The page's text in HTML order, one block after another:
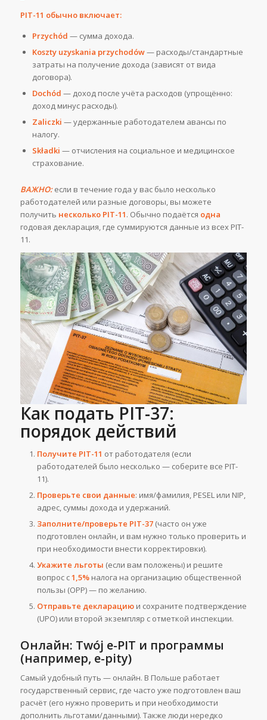
PIT-11 обычно включает:
Przychód — сумма дохода.
Koszty uzyskania przychodów— расходы/стандартные
затраты на получение дохода (зависят от вида
договора).
Dochód — доход после учёта расходов (упрощённо:
доход минус расходы).
Zaliczki — удержанные работодателем авансы по
налогу.
Składki — отчисления на социальное и медицинское
страхование.
ВАЖНО:если в течение года у вас было несколько
работодателей или разные договоры, вы можете
получить несколько PIT-11. Обычно подаётся одна
годовая декларация, где суммируются данные из всех PIT-
11.
Как подать PIT-37:
порядок действий
Получите PIT-11 от работодателя (если
работодателей было несколько — соберите все PIT-
11).
Проверьте свои данные: имя/фамилия, PESEL или NIP,
адрес, суммы дохода и удержаний.
Заполните/проверьте PIT-37(часто он уже
подготовлен онлайн, и вам нужно только проверить и
при необходимости внести корректировки).
Укажите льготы (если вам положены) и решите
вопрос с1,5%налога на организацию общественной
пользы (OPP) — по желанию.
Отправьте декларациюи сохраните подтверждение
(UPO) или второй экземпляр с отметкой инспекции.
Онлайн: Twój e-PIT и программы
(например, e-pity)
Самый удобный путь — онлайн. В Польше работает
государственный сервис, где часто уже подготовлен ваш
расчёт (его нужно проверить и при необходимости
дополнить льготами/данными). Также люди нередко